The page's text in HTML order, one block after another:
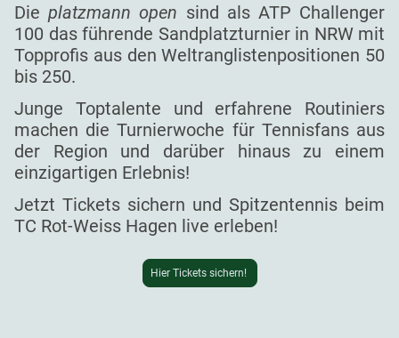
Dieplatzmann open sind als ATP Challenger
100 das führende Sandplatzturnier in NRW mit
Topprofis aus den Weltranglistenpositionen 50
bis 250.
Junge Toptalente und erfahrene Routiniers
machen die Turnierwoche für Tennisfans aus
der Region und darüber hinaus zu einem
einzigartigen Erlebnis!
Jetzt Tickets sichern und Spitzentennis beim
TC Rot-Weiss Hagen live erleben!
Hier Tickets sichern!